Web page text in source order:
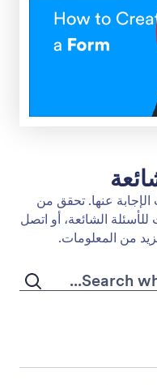
عنها. تحقق من
الشائعة، أو اتصل
من المعلومات.